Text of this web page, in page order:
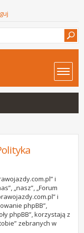
i
„nasz”, „Forum
i
phpBB”,
phpBB”, korzystają z
zebranych w